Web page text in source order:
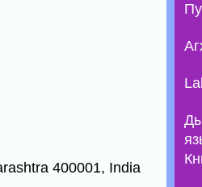
400001, India